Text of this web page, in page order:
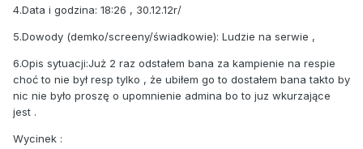
4.Data i godzina: 18:26 , 30.12.12r/
5.Dowody (demko/screeny/świadkowie): Ludzie na serwie ,
6.Opis sytuacji:Już 2 raz odstałem bana za kampienie na respie
choć to nie był resp tylko , że ubiłem go to dostałem bana takto by
nic nie było proszę o upomnienie admina bo to juz wkurzające
jest .
Wycinek :